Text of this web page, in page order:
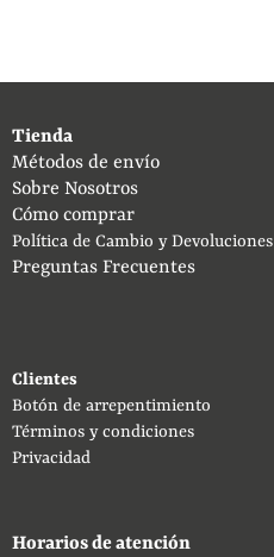
Tienda
Métodos de envío
Sobre Nosotros
Cómo comprar
Política de Cambio y Devoluciones
Preguntas Frecuentes
Clientes
Botón de arrepentimiento
Términos y condiciones
Privacidad
Horarios de atención